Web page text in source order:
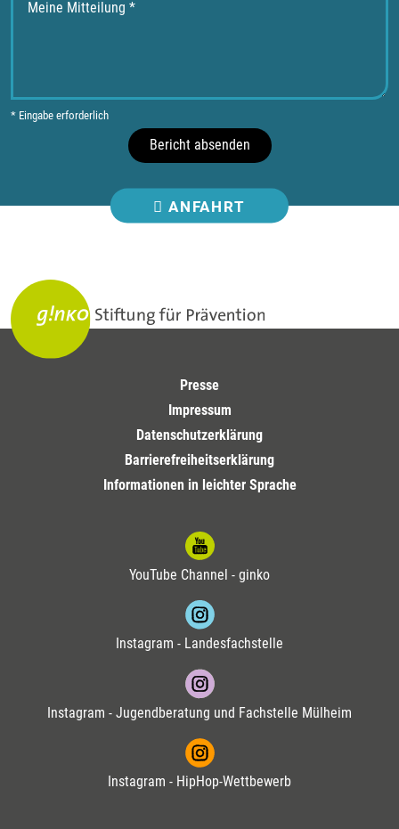
* Eingabe erforderlich
Bericht absenden
ANFAHRT
Presse
Impressum
Datenschutzerklärung
Barrierefreiheitserklärung
Informationen in leichter Sprache
YouTube Channel - ginko
Instagram - Landesfachstelle
Instagram - Jugendberatung und Fachstelle Mülheim
Instagram - HipHop-Wettbewerb